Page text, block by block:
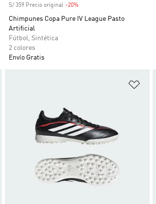
S/ 359 Precio original -20%Descuento
Chimpunes Copa Pure IV League Pasto
Artificial
Fútbol, Sintética
2 colores
Envío Gratis